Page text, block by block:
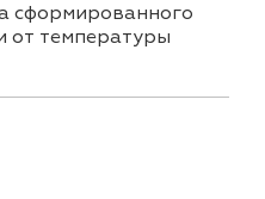
сформированного
от температуры